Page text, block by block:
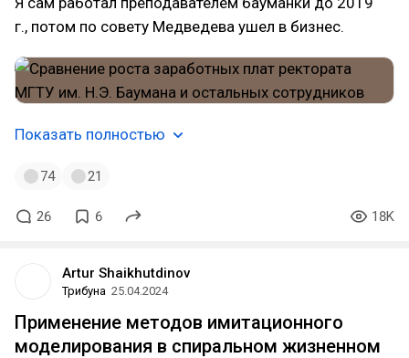
г., потом по совету Медведева ушел в бизнес.
Показать полностью
74 21
26 6 18K
Artur Shaikhutdinov
Трибуна 25.04.2024
Применение методов имитационного
моделирования в спиральном жизненном